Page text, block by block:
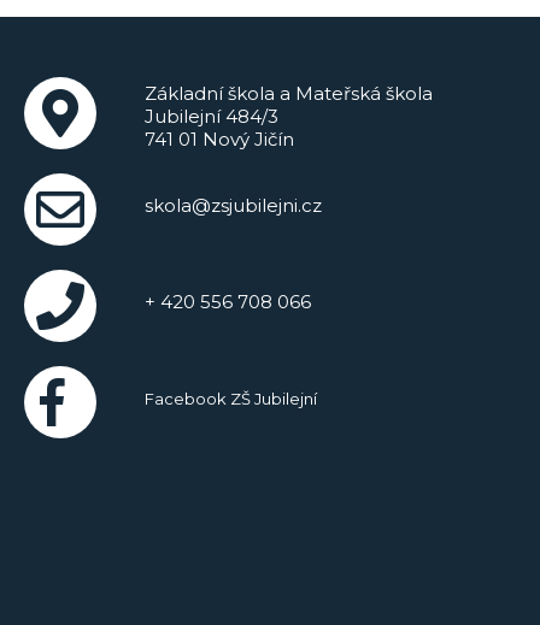
Základní škola a Mateřská škola
Jubilejní 484/3
741 01 Nový Jičín
skola@zsjubilejni.cz
+ 420 556 708 066
Facebook ZŠ Jubilejní